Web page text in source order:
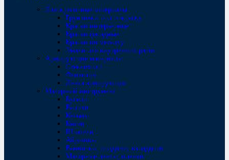
Лакокрасочные материалы
Грунтовки под покраску
Краски интерьерные
Краски фасадные
Краски по металлу
Эмали для внутренних работ
Армирующие материалы
Стеклохолст
Флизелин
Лента армирующая
Малярный инструмент
Бугели
Валики
Кельмы
Кисти
Шпатели
Абразивы
Ванночки, поддоны, вкладыши
Малярные ленты, пленки